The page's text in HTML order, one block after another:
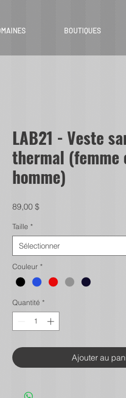
BOUTIQUES
LAB21 - Veste
thermal (femme
homme)
89,00 $Prix
Taille *
Sélectionner
Couleur *
Quantité *
Ajouter au